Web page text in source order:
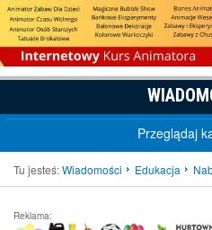
Przeglądaj
Tu jesteś:Wiadomości Edukacja
Reklama: